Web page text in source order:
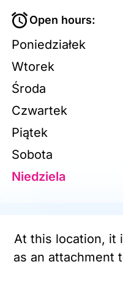
Open hours:
Poniedziałek
Wtorek
Środa
Czwartek
Piątek
Sobota
Niedziela
At this location, it
as an attachment